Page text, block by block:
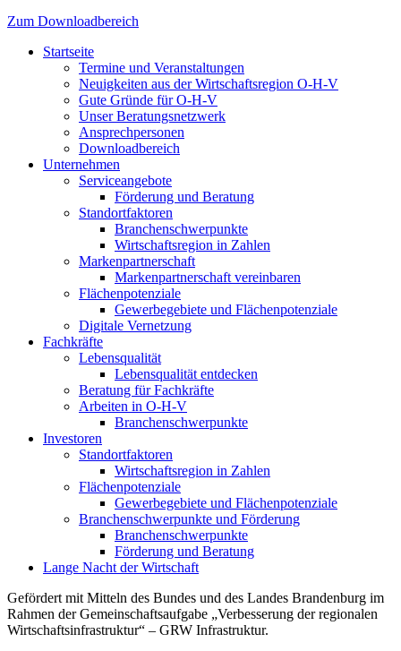
Zum Downloadbereich
Startseite
Termine und Veranstaltungen
Neuigkeiten aus der Wirtschaftsregion O-H-V
Gute Gründe für O-H-V
Unser Beratungsnetzwerk
Ansprechpersonen
Downloadbereich
Unternehmen
Serviceangebote
Förderung und Beratung
Standortfaktoren
Branchenschwerpunkte
Wirtschaftsregion in Zahlen
Markenpartnerschaft
Markenpartnerschaft vereinbaren
Flächenpotenziale
Gewerbegebiete und Flächenpotenziale
Digitale Vernetzung
Fachkräfte
Lebensqualität
Lebensqualität entdecken
Beratung für Fachkräfte
Arbeiten in O-H-V
Branchenschwerpunkte
Investoren
Standortfaktoren
Wirtschaftsregion in Zahlen
Flächenpotenziale
Gewerbegebiete und Flächenpotenziale
Branchenschwerpunkte und Förderung
Branchenschwerpunkte
Förderung und Beratung
Lange Nacht der Wirtschaft
Gefördert mit Mitteln des Bundes und des Landes Brandenburg im
Rahmen der Gemeinschaftsaufgabe „Verbesserung der regionalen
Wirtschaftsinfrastruktur“ – GRW Infrastruktur.